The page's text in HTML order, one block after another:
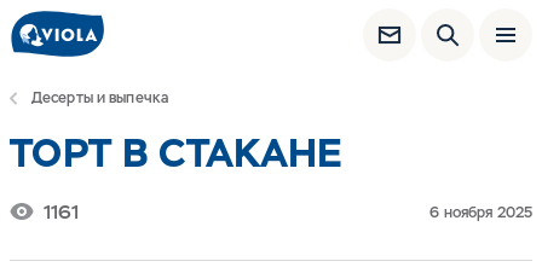
Десерты и выпечка
ТОРТ В СТАКАНЕ
1161 6 ноября 2025